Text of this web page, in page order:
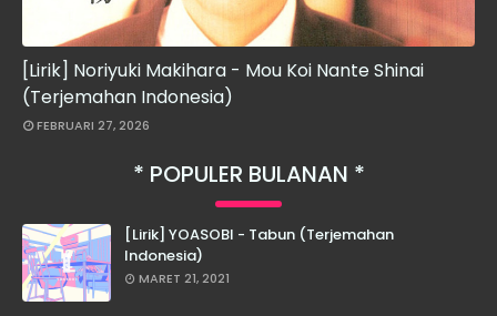
[Lirik] Noriyuki Makihara - Mou Koi Nante Shinai
(Terjemahan Indonesia)
FEBRUARI 27, 2026
POPULER BULANAN
[Lirik] YOASOBI - Tabun (Terjemahan
Indonesia)
MARET 21, 2021